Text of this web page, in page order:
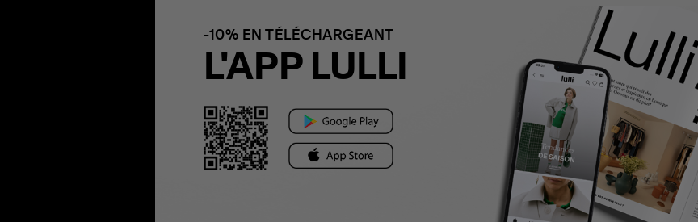
-10% EN TÉLÉCHARGEANT
L'APP LULLI